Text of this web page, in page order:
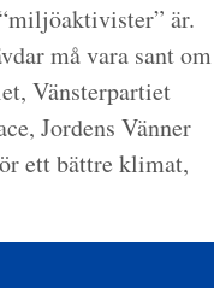
är.
må vara sant om
Vänsterpartiet
Jordens Vänner
ett bättre klimat,